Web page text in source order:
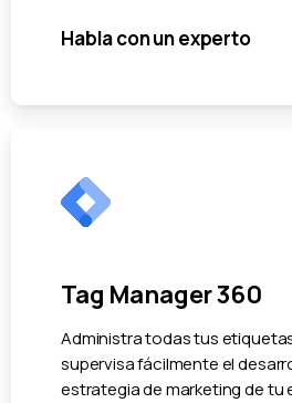
Habla con un experto
Tag Manager 360
Administra todas tus
supervisa fácilmente el
estrategia de marketing de tu